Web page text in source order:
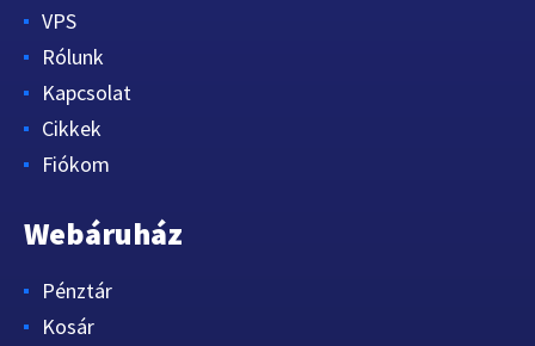
VPS
Rólunk
Kapcsolat
Cikkek
Fiókom
Webáruház
Pénztár
Kosár